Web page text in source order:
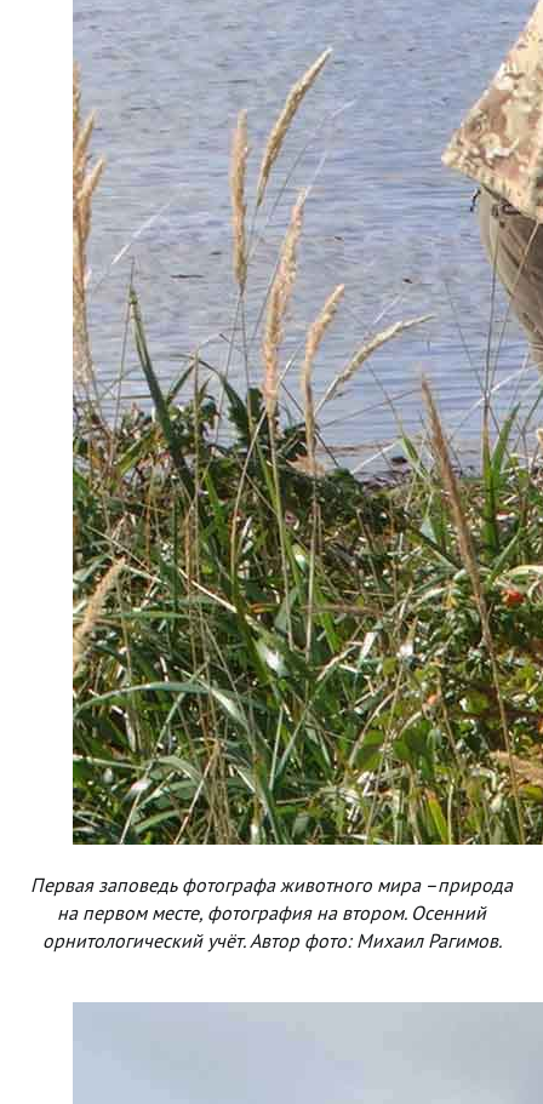
Первая заповедь фотографа животного мира –природа
на первом месте, фотография на втором. Осенний
орнитологический учёт. Автор фото: Михаил Рагимов.